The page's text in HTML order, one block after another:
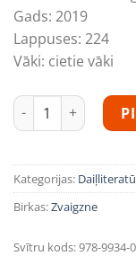
Gads: 2019
Lappuses: 224
Vāki: cietie vāki
Monika Sabolo
Kategorijas:
Birkas:Zvaigzne
Svītru kods:978-9934-